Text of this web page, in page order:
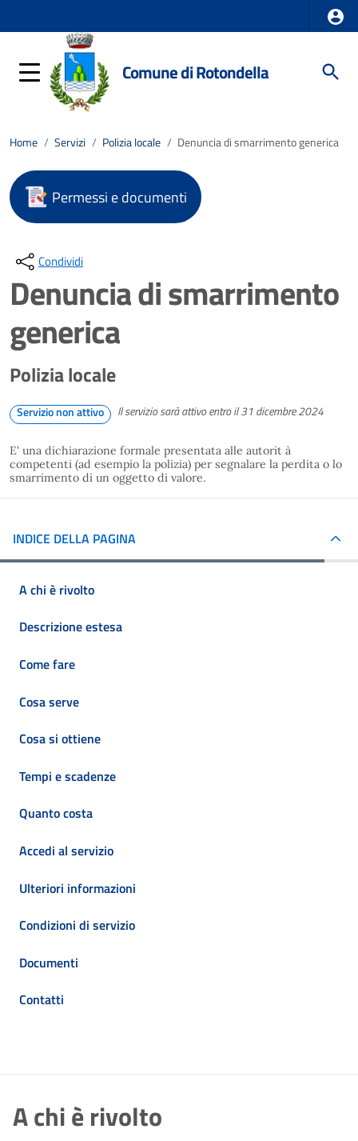
Comune di Rotondella
Home / Servizi / Polizia locale / Denuncia di smarrimento generica
Permessi e documenti
Condividi
Denuncia di smarrimento
generica
Polizia locale
Servizio non attivo Il servizio sarà attivo entro il 31 dicembre 2024
E' una dichiarazione formale presentata alle autorit à
competenti (ad esempio la polizia) per segnalare la perdita o lo
smarrimento di un oggetto di valore.
INDICE DELLA PAGINA
A chi è rivolto
Descrizione estesa
Come fare
Cosa serve
Cosa si ottiene
Tempi e scadenze
Quanto costa
Accedi al servizio
Ulteriori informazioni
Condizioni di servizio
Documenti
Contatti
A chi è rivolto